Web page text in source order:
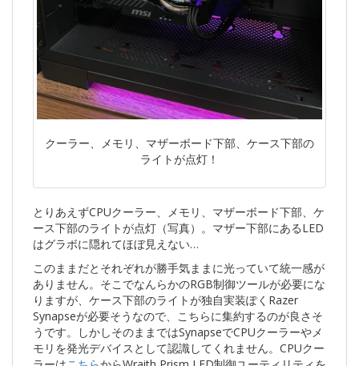
クーラー、メモリ、マザーボード下部、ケース下部の
ライトが点灯！
とりあえずCPUクーラー、メモリ、マザーボード下部、ケ
ース下部のライトが点灯（写真）。マザー下部にあるLED
はグラボに隠れてほぼ見えない…
このままだとそれぞれが勝手気ままに光っていて統一感が
ありません。そこでなんらかのRGB制御ツールが必要にな
りますが、ケース下部のライトが独自実装ぽくRazer
Synapseが必要そうなので、こちらに集約するのが良さそ
うです。しかしそのままではSynapseでCPUクーラーやメ
モリを発光デバイスとして認識してくれません。CPUクー